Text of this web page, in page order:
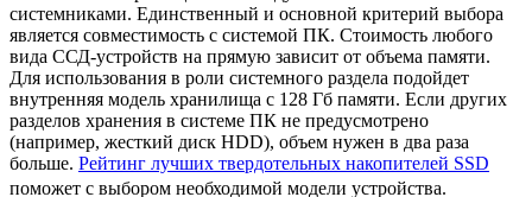
системниками. Единственный и основной критерий выбора
является совместимость с системой ПК. Стоимость любого
вида ССД-устройств на прямую зависит от объема памяти.
Для использования в роли системного раздела подойдет
внутренняя модель хранилища с 128 Гб памяти. Если других
разделов хранения в системе ПК не предусмотрено
(например, жесткий диск HDD), объем нужен в два раза
больше. Рейтинг лучших твердотельных накопителей SSD
поможет с выбором необходимой модели устройства.